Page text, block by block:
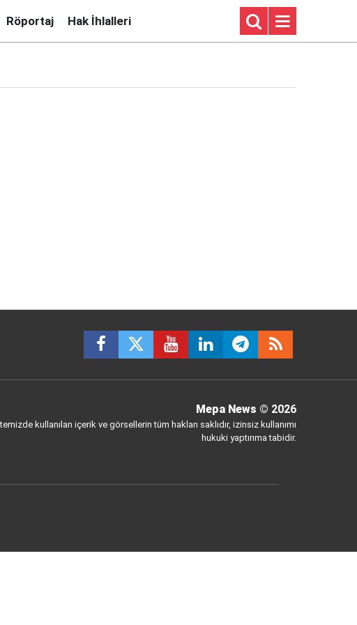
Röportaj Hak İhlalleri
Mepa News © 2026
kullanılan içerik ve görsellerin tüm hakları saklıdır, izinsiz kullanımı
hukuki yaptırıma tabidir.